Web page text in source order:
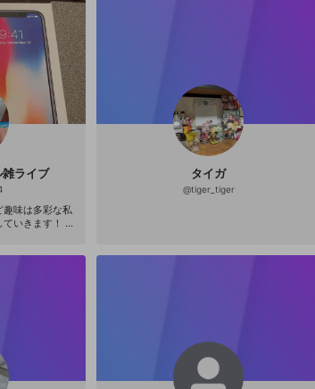
ライブ
味は多彩な私
いきます！ よ
タイガ
@tiger_tiger